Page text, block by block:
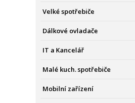
Velké spotřebiče
Dálkové ovladače
IT a Kancelář
Malé kuch. spotřebiče
Mobilní zařízení